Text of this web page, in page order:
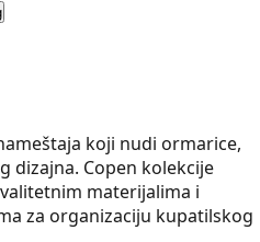
koji nudi ormarice,
dizajna. Copen kolekcije
materijalima i
za organizaciju kupatilskog